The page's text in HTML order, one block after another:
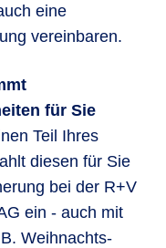
eine
vereinbaren.
für Sie
Teil Ihres
diesen für Sie
bei der R+V
ein - auch mit
Weihnachts-